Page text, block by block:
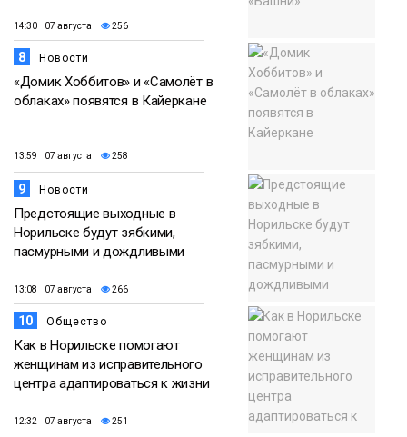
14:30 07 августа 256
8 Новости
«Домик Хоббитов» и «Самолёт в
облаках» появятся в Кайеркане
13:59 07 августа 258
9 Новости
Предстоящие выходные в
Норильске будут зябкими,
пасмурными и дождливыми
13:08 07 августа 266
10 Общество
Как в Норильске помогают
женщинам из исправительного
центра адаптироваться к жизни
12:32 07 августа 251